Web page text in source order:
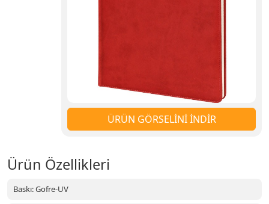
ÜRÜN GÖRSELİNİ İNDİR
Ürün Özellikleri
Baskı: Gofre-UV